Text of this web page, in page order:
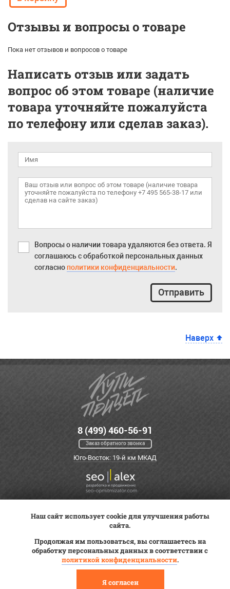
Отзывы и вопросы о товаре
Пока нет отзывов и вопросов о товаре
Написать отзыв или задать
вопрос об этом товаре (наличие
товара уточняйте пожалуйста
по телефону или сделав заказ).
Вопросы о наличии товара удаляются без ответа. Я
соглашаюсь с обработкой персональных данных
согласно политики конфиденциальности.
Отправить
Наверх
8 (499) 460-56-91
Заказ обратного звонка
Юго-Восток: 19-й км МКАД
Постановка на учет
Трейд-ин
Статьи
ВК Видео
© 2012—2026 «Купи прицеп»™ (ООО «Авангард», ИНН 9723035587)
Наш сайт использует cookie для улучшения работы
сайта.
Продолжая им пользоваться, вы соглашаетесь на
обработку персональных данных в соответствии с
политикой конфиденциальности.
Я согласен